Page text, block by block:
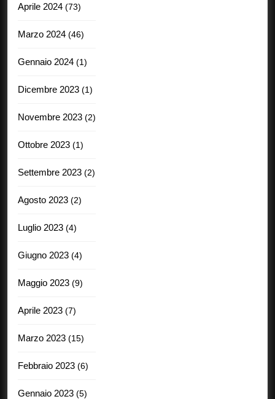
Aprile 2024 (73)
Marzo 2024 (46)
Gennaio 2024 (1)
Dicembre 2023 (1)
Novembre 2023 (2)
Ottobre 2023 (1)
Settembre 2023 (2)
Agosto 2023 (2)
Luglio 2023 (4)
Giugno 2023 (4)
Maggio 2023 (9)
Aprile 2023 (7)
Marzo 2023 (15)
Febbraio 2023 (6)
Gennaio 2023 (5)